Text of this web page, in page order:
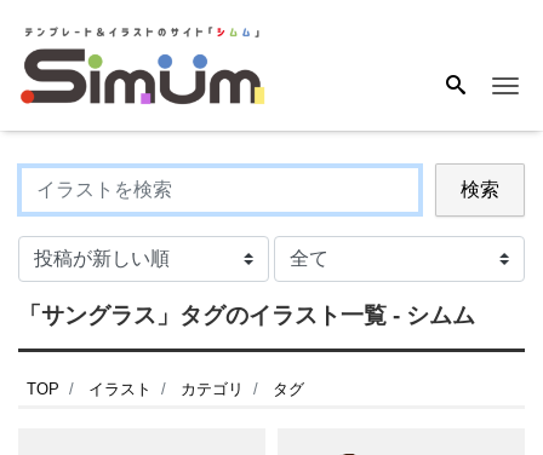
検索
「サングラス」タグのイラスト一覧 - シムム
TOP イラスト カテゴリ タグ